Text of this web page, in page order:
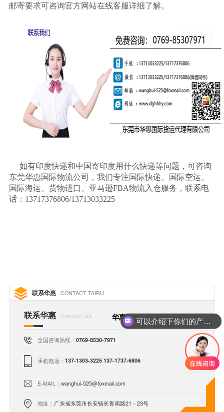
邮寄要求可咨询官方网站在线客服详细了解。
如有印度快递和中国寄印度用什么快递等问题，可咨询
东莞华惠国际物流公司，我们专注国际快递、国际空运、
国际海运、货物进口、亚马逊FBA物流入仓服务，联系电
话： 13717376806/13713033225
联系华惠 CONTACT TAIRU
联系华惠 CONTACT US 华惠国际货运代理有限公司
全国咨询热线：0769-8530-7971
手机电话：137-1303-3225 137-1737-6806
E-MAIL：wanghui-525@foxmail.com
地址： 广东省东莞市长安镇长青南路21－23号
可以介绍下你们的产品么